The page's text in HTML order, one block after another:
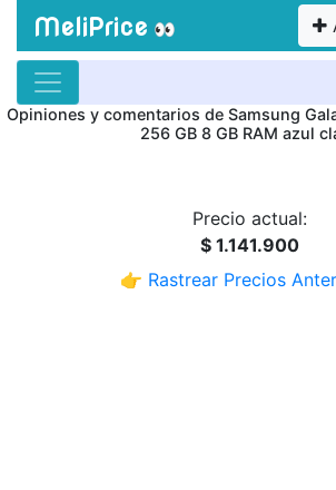
MeliPrice 👀
Opiniones y comentarios de Samsung
256 GB 8 GB RAM azul
Precio actual:
$ 1.141.900
👉 Rastrear Precios